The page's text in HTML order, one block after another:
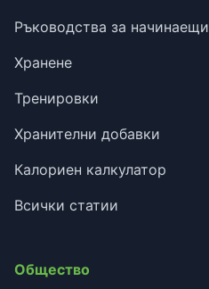
Ръководства за начинаещи
Хранене
Тренировки
Хранителни добавки
Калориен калкулатор
Всички статии
Общество